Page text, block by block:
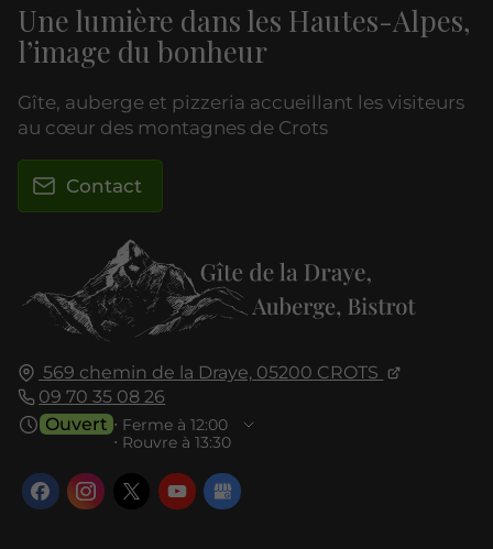
569 chemin de la Draye, 05200 CROTS
09 70 35 08 26
Ouvert ⋅ Ferme à 12:00
⋅ Rouvre à 13:30
Une lumière dans les Hautes-Alpes,
l’image du bonheur
Gîte, auberge et pizzeria accueillant les visiteurs
au cœur des montagnes de Crots
Contact